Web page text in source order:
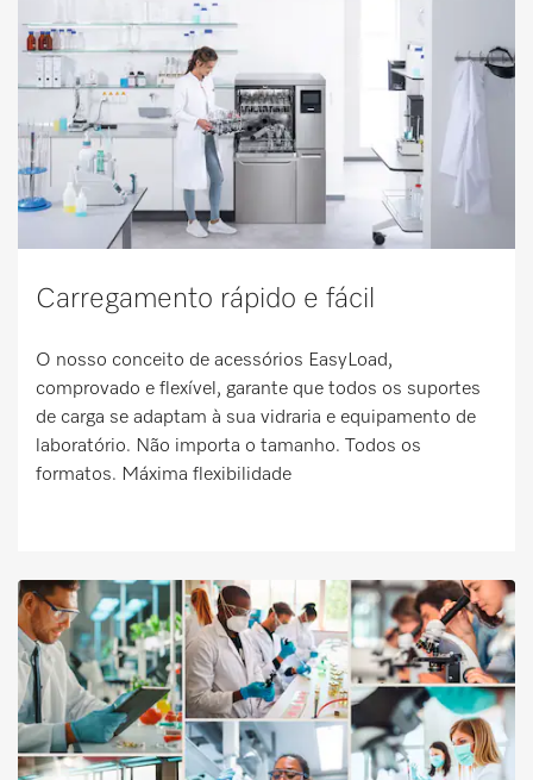
Carregamento rápido e fácil
O nosso conceito de acessórios EasyLoad,
comprovado e flexível, garante que todos os suportes
de carga se adaptam à sua vidraria e equipamento de
laboratório. Não importa o tamanho. Todos os
formatos. Máxima flexibilidade